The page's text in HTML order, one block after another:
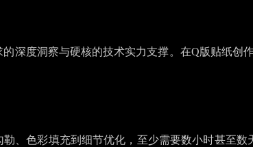
深度洞察与硬核的技术实力支撑。在Q版贴纸
、色彩填充到细节优化，至少需要数小时甚至数